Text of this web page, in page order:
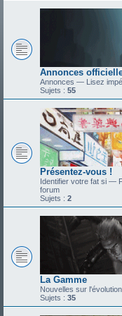
Annonces
Annonces — Lisez
Sujets : 55
Présentez-vous !
Identifier votre fat si —
forum
Sujets : 2
La Gamme
Nouvelles sur
Sujets : 35